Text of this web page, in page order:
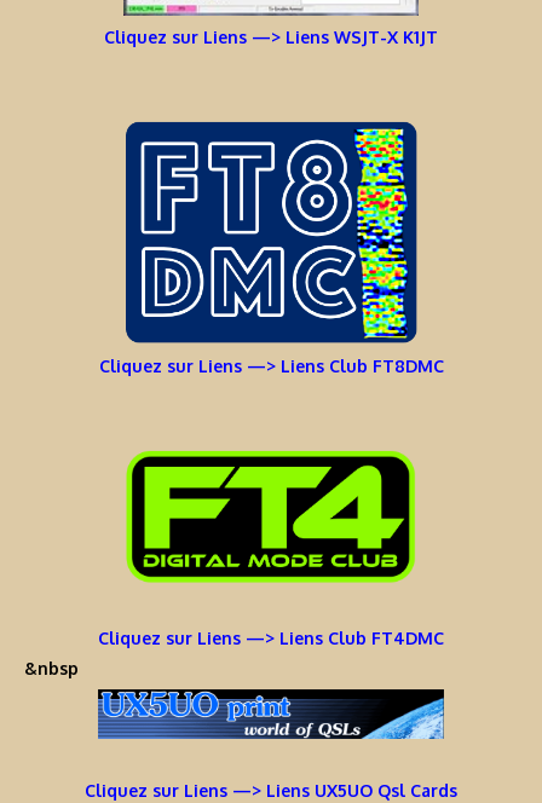
Cliquez sur Liens —> Liens WSJT-X K1JT
Cliquez sur Liens —> Liens Club FT8DMC
Cliquez sur Liens —> Liens Club FT4DMC
&nbsp
Cliquez sur Liens —> Liens UX5UO Qsl Cards